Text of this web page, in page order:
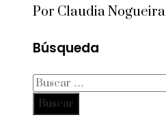
Por Claudia Nogueira
Búsqueda
Buscar: